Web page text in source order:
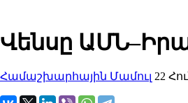
Վենսը
Համաշխարհային Մամուլ 22